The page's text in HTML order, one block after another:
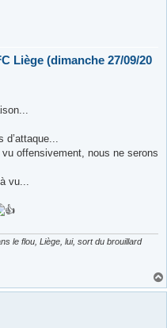
Liège (dimanche 27/09/20
d’attaque...
vu offensivement, nous ne serons
vu...
le flou, Liège, lui, sort du brouillard